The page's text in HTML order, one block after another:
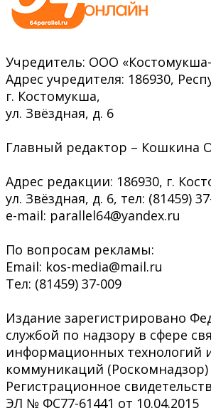
Учредитель: ООО
Адрес учредителя: 186930,
г. Костомукша,
ул. Звёздная, д. 6
Главный редактор – Кошкина
Адрес редакции: 186930, г.
ул. Звёздная, д. 6, тел: (81459)
e-mail: parallel64@yandex.ru
По вопросам рекламы:
Email: kos-media@mail.ru
Тел: (81459) 37-009
Издание зарегистрировано
службой по надзору в сфере
информационных технологий
коммуникаций (Роскомнадзор)
Регистрационное
ЭЛ № ФС77-61441 от 10.04.2015